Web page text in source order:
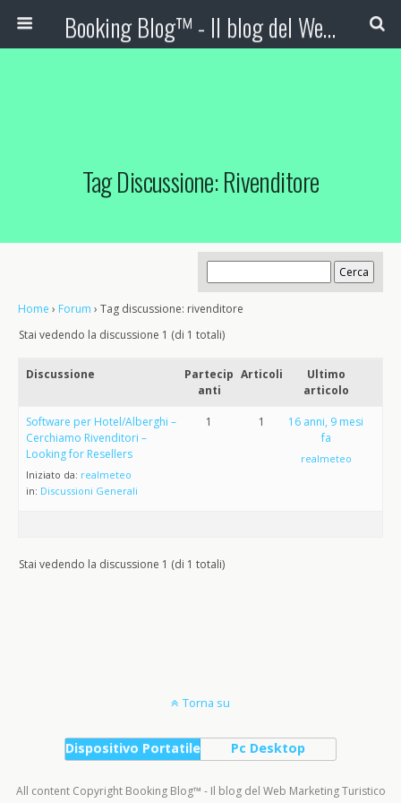
Booking Blog™ - Il blog del Web Marketing Turistico
Tag Discussione: Rivenditore
Home › Forum › Tag discussione: rivenditore
Stai vedendo la discussione 1 (di 1 totali)
Discussione
Partecip
anti
Articoli
Ultimo
articolo
Software per Hotel/Alberghi –
Cerchiamo Rivenditori –
Looking for Resellers
Iniziato da: realmeteo
in: Discussioni Generali
1 1
16 anni, 9 mesi
fa
realmeteo
Stai vedendo la discussione 1 (di 1 totali)
Torna su
Dispositivo Portatile Pc Desktop
All content Copyright Booking Blog™ - Il blog del Web Marketing Turistico